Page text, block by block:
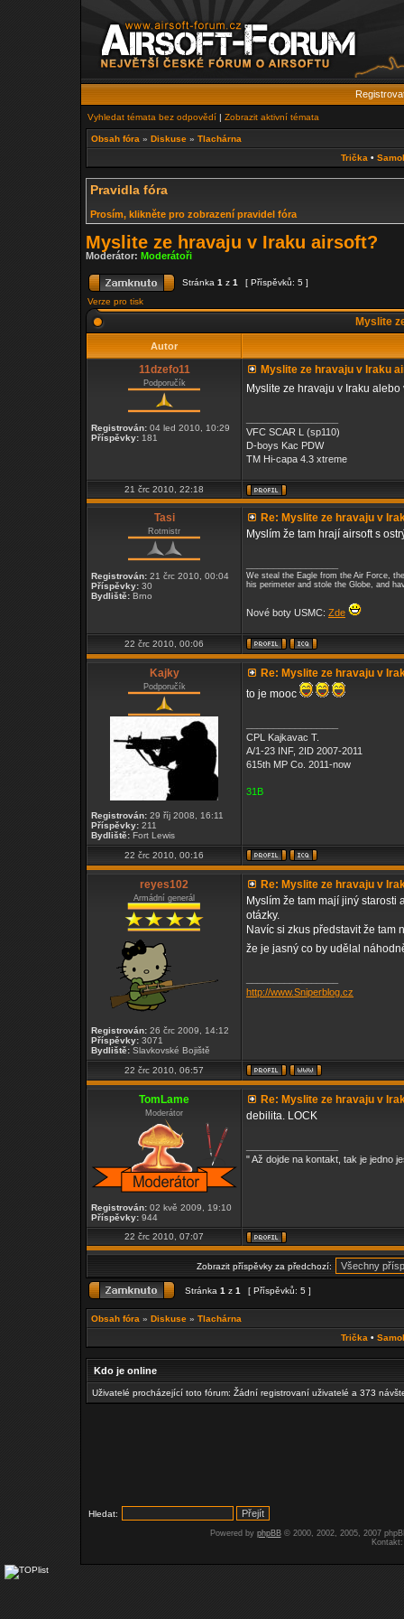
Vyhledat témata bez odpovědí | Zobrazit aktivní témata
Obsah fóra » Diskuse » Tlachárna
Trička •
Pravidla fóra
Prosím, klikněte pro zobrazení pravidel fóra
Myslite ze hravaju v Iraku airsoft?
Moderátor: Moderátoři
Stránka 1 z 1
[ Příspěvků: 5 ]
Verze pro tisk
Myslite
Autor
11dzefo11
Podporučík
Registrován: 04 led 2010, 10:29
Příspěvky: 181
Myslite ze hravaju v Iraku
Myslite ze hravaju v Iraku
VFC SCAR L (sp110)
D-boys Kac PDW
TM Hi-capa 4.3 xtreme
21 črc 2010, 22:18
Tasi
Rotmistr
Registrován: 21 črc 2010, 00:04
Příspěvky: 30
Bydliště: Brno
Re: Myslite ze hravaju v
Myslím že tam hrají airsoft s
We steal the Eagle from the Air Force,
his perimeter and stole the Globe, and
Nové boty USMC: Zde
22 črc 2010, 00:06
Kajky
Podporučík
Registrován: 29 říj 2008, 16:11
Příspěvky: 211
Bydliště: Fort Lewis
Re: Myslite ze hravaju v
to je mooc
CPL Kajkavac T.
A/1-23 INF, 2ID 2007-2011
615th MP Co. 2011-now
31B
22 črc 2010, 00:16
reyes102
Armádní generál
Registrován: 26 črc 2009, 14:12
Příspěvky: 3071
Bydliště: Slavkovské Bojiště
Re: Myslite ze hravaju v
Myslím že tam mají jiný
otázky.
Navíc si zkus představit že tam
že je jasný co by udělal
http://www.Sniperblog.cz
22 črc 2010, 06:57
TomLame
Moderátor
Registrován: 02 kvě 2009, 19:10
Příspěvky: 944
Re: Myslite ze hravaju v
debilita. LOCK
" Až dojde na kontakt, tak je jedno
22 črc 2010, 07:07
Zobrazit příspěvky za předchozí:
Stránka 1 z 1 [ Příspěvků: 5 ]
Obsah fóra » Diskuse » Tlachárna
Trička •
Kdo je online
Uživatelé procházející toto fórum: Žádní registrovaní uživatelé a 373
Hledat:
Powered by phpBB© 2000, 2002, 2005, 2007